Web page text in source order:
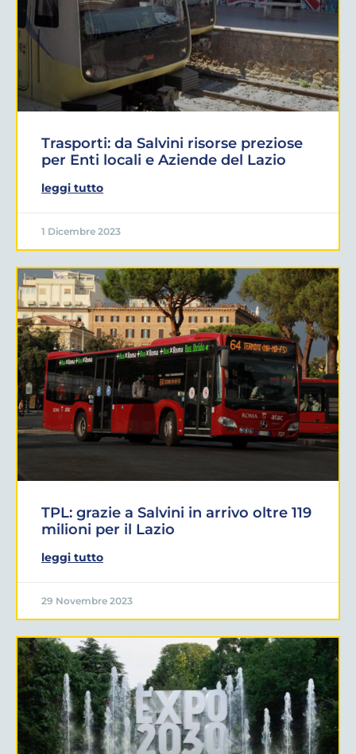
Trasporti: da Salvini risorse preziose
per Enti locali e Aziende del Lazio
leggi tutto
1 Dicembre 2023
TPL: grazie a Salvini in arrivo oltre 119
milioni per il Lazio
leggi tutto
29 Novembre 2023